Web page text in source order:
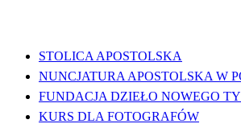
STOLICA APOSTOLSKA
NUNCJATURA APOSTOLSKA W
FUNDACJA DZIEŁO NOWEGO
KURS DLA FOTOGRAFÓW